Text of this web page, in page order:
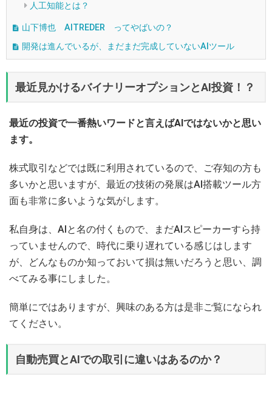
人工知能とは？
山下博也 AITREDER ってやばいの？
開発は進んでいるが、まだまだ完成していないAIツール
最近見かけるバイナリーオプションとAI投資！？
最近の投資で一番熱いワードと言えばAIではないかと思い
ます。
株式取引などでは既に利用されているので、ご存知の方も
多いかと思いますが、最近の技術の発展はAI搭載ツール方
面も非常に多いような気がします。
私自身は、AIと名の付くもので、まだAIスピーカーすら持
っていませんので、時代に乗り遅れている感じはします
が、どんなものか知っておいて損は無いだろうと思い、調
べてみる事にしました。
簡単にではありますが、興味のある方は是非ご覧になられ
てください。
自動売買とAIでの取引に違いはあるのか？